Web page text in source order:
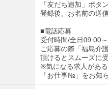
「友だち追加」ボタ
登録後、お名前の送
■電話応募
受付時間/全日09:00
ご応募の際「福島介
頂けるとスムーズに
※気になる求人があ
「お仕事№」をお知